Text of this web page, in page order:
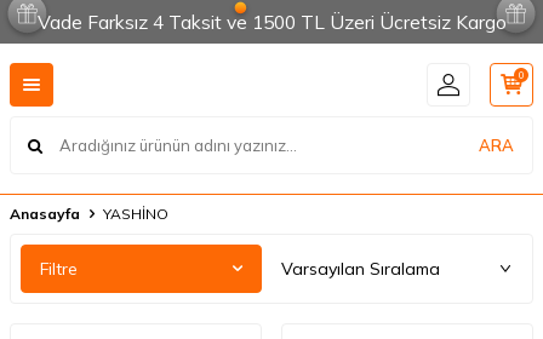
Vade Farksız 4 Taksit ve 1500 TL Üzeri Ücretsiz Kargo
ARA
0
Anasayfa YASHİNO
Filtre